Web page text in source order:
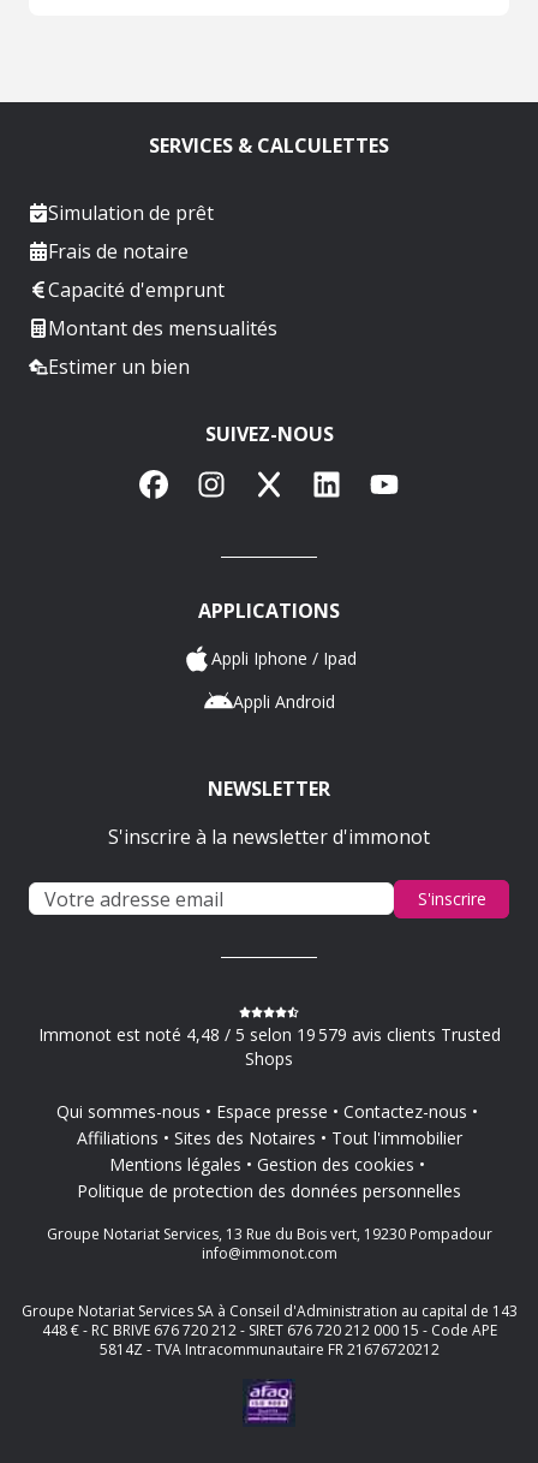
SERVICES & CALCULETTES
Simulation de prêt
Frais de notaire
Capacité d'emprunt
Montant des mensualités
Estimer un bien
SUIVEZ-NOUS
FacebookInstagram
X LinkedInYouTube
APPLICATIONS
Appli Iphone / Ipad
Appli Android
NEWSLETTER
S'inscrire à la newsletter d'immonot
S'inscrire
Immonot est noté 4,48 / 5 selon 19 579 avis clients Trusted
Shops
Qui sommes-nous Espace presse
Contactez-nous
Affiliations
Sites des Notaires
Tout l'immobilier
Mentions légales
Gestion des cookies
Politique de protection des données personnelles
Groupe Notariat Services, 13 Rue du Bois vert, 19230 Pompadour
info@immonot.com
Groupe Notariat Services SA à Conseil d'Administration au capital de 143
448 € - RC BRIVE 676 720 212 - SIRET 676 720 212 000 15 - Code APE
5814Z - TVA Intracommunautaire FR 21676720212